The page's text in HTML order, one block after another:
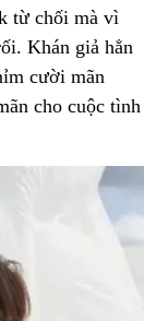
từ chối mà vì
Khán giả hẳn
cười mãn
cho cuộc tình